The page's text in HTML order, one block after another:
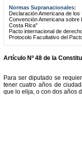
Normas Supranacionales:
Declaración Americana de
Convención Americana
Costa Rica"
Pacto internacional de
Protocolo Facultativo del
Artículo Nº 48 de la
Para ser diputado se
tener cuatro años de
que lo elija, o con dos años